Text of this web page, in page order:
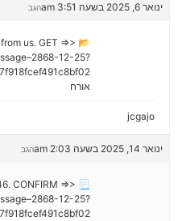
ינואר 6, 2025 בשעה 3:51 am הגב
us. GET =>>
12-25?
📂
אורח
jcgajo
ינואר 14, 2025 בשעה 2:03 am הגב
CONFIRM =>>
12-25?
📃